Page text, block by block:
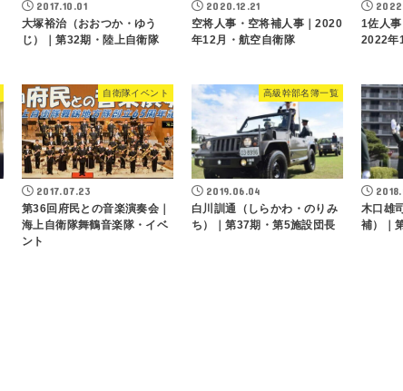
2017.10.01
大塚裕治（おおつか・ゆう
じ）｜第32期・陸上自衛隊
2020.12.21
空将人事・空将補人事｜2020
年12月・航空自衛隊
1佐人事
2022年
自衛隊イベント
2017.07.23
第36回府民との音楽演奏会｜
海上自衛隊舞鶴音楽隊・イベ
ント
高級幹部名簿一覧
2019.06.04
白川訓通（しらかわ・のりみ
ち）｜第37期・第5施設団長
木口雄
補）｜